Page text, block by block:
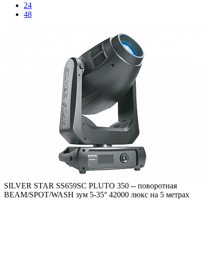
24
48
SILVER STAR SS659SC PLUTO 350 -- поворотная
BEAM/SPOT/WASH зум 5-35° 42000 люкс на 5 метрах